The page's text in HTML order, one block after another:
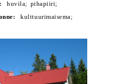
huvila; pihapiiri;
kulttuurimaisema;